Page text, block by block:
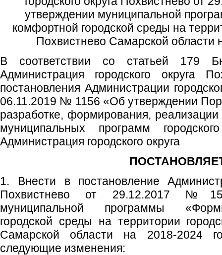
утверждении муниципальной
комфортной городской среды на
Похвистнево Самарской области
В соответствии со статьей 179
Администрация городского округа
постановления Администрации
06.11.2019 № 1156 «Об утверждении
разработке, формирования,
муниципальных программ
Администрация городского округа
1. Внести в постановление
Похвистнево от 29.12.2017
муниципальной программы
городской среды на территории
Самарской области на 2018-2024
следующие изменения: